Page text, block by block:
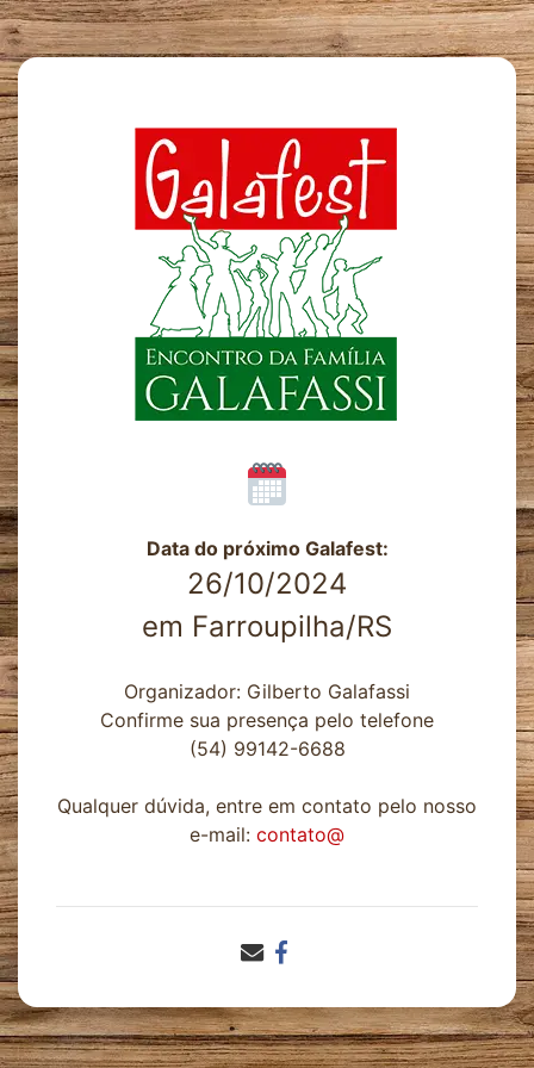
Data do próximo Galafest:
26/10/2024
em Farroupilha/RS
Organizador: Gilberto Galafassi
Confirme sua presença pelo telefone
(54) 99142-6688
Qualquer dúvida, entre em contato pelo nosso
e-mail: contato@